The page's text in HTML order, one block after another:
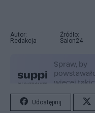
Autor:
Redakcja
Źródło:
Salon24
Udostępnij